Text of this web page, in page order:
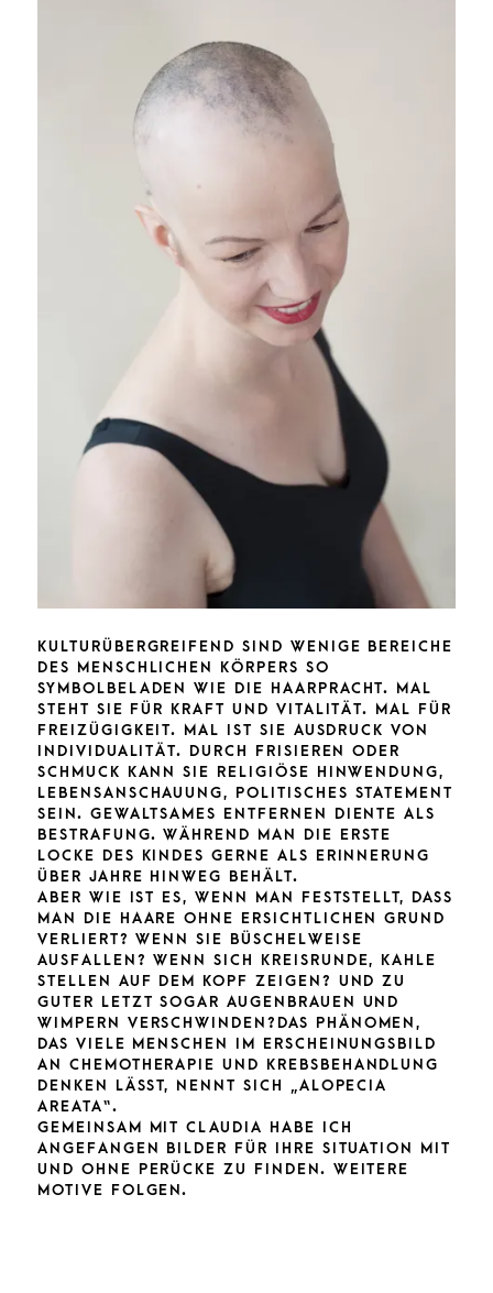
KULTURÜBERGREIFEND SIND WENIGE BEREICHE
DES MENSCHLICHEN KÖRPERS SO
SYMBOLBELADEN WIE DIE HAARPRACHT. MAL
STEHT SIE FÜR KRAFT UND VITALITÄT. MAL FÜR
FREIZÜGIGKEIT. MAL IST SIE AUSDRUCK VON
INDIVIDUALITÄT. DURCH FRISIEREN ODER
SCHMUCK KANN SIE RELIGIÖSE HINWENDUNG,
LEBENSANSCHAUUNG, POLITISCHES STATEMENT
SEIN. GEWALTSAMES ENTFERNEN DIENTE ALS
BESTRAFUNG. WÄHREND MAN DIE ERSTE
LOCKE DES KINDES GERNE ALS ERINNERUNG
ÜBER JAHRE HINWEG BEHÄLT.
ABER WIE IST ES, WENN MAN FESTSTELLT, DASS
MAN DIE HAARE OHNE ERSICHTLICHEN GRUND
VERLIERT? WENN SIE BÜSCHELWEISE
AUSFALLEN? WENN SICH KREISRUNDE, KAHLE
STELLEN AUF DEM KOPF ZEIGEN? UND ZU
GUTER LETZT SOGAR AUGENBRAUEN UND
WIMPERN VERSCHWINDEN?DAS PHÄNOMEN,
DAS VIELE MENSCHEN IM ERSCHEINUNGSBILD
AN CHEMOTHERAPIE UND KREBSBEHANDLUNG
DENKEN LÄSST, NENNT SICH „ALOPECIA
AREATA“.
GEMEINSAM MIT CLAUDIA HABE ICH
ANGEFANGEN BILDER FÜR IHRE SITUATION MIT
UND OHNE PERÜCKE ZU FINDEN. WEITERE
MOTIVE FOLGEN.